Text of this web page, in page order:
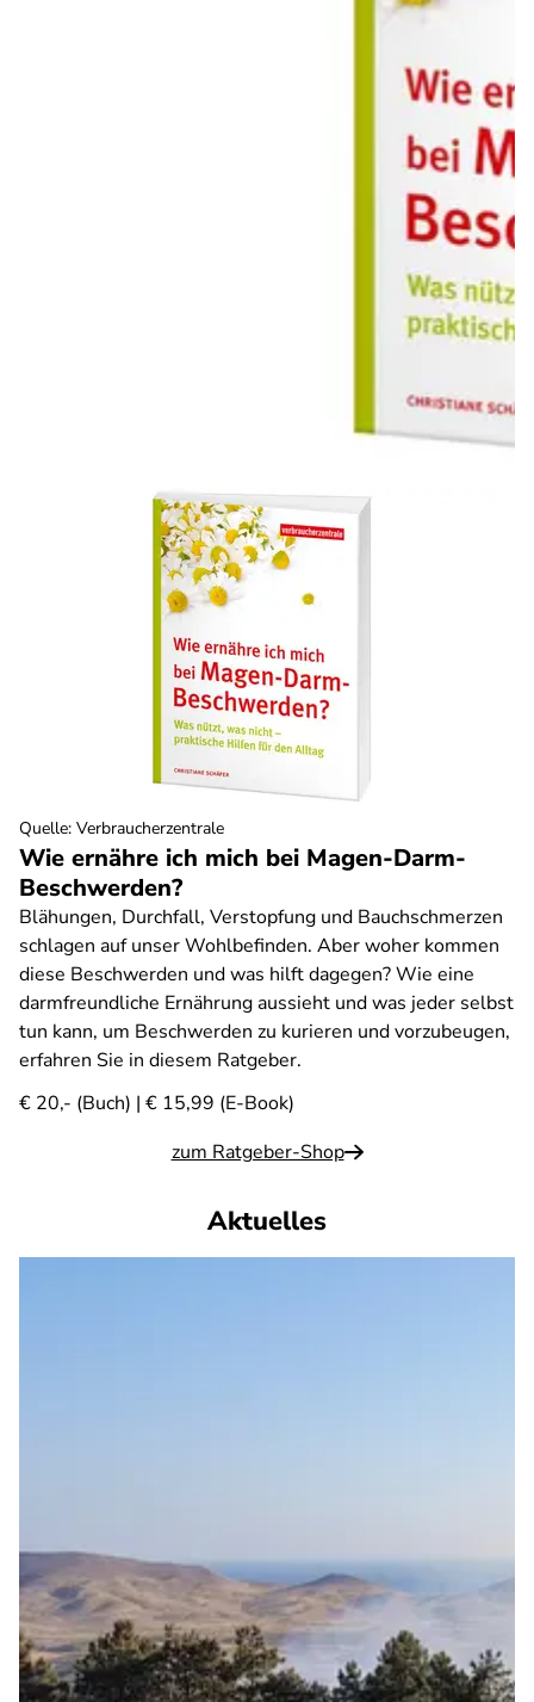
Wie ernähre ich mich bei Magen-Darm-
Beschwerden?
Blähungen, Durchfall, Verstopfung und Bauchschmerzen
schlagen auf unser Wohlbefinden. Aber woher kommen
diese Beschwerden und was hilft dagegen? Wie eine
darmfreundliche Ernährung aussieht und was jeder selbst
tun kann, um Beschwerden zu kurieren und vorzubeugen,
erfahren Sie in diesem Ratgeber.
€ 20,- (Buch) | € 15,99 (E-Book)
zum Ratgeber-Shop
Quelle: Verbraucherzentrale
Aktuelles